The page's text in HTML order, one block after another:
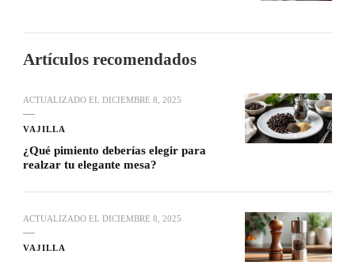
Artículos recomendados
ACTUALIZADO EL DICIEMBRE 8, 2025
VAJILLA
¿Qué pimiento deberías elegir para
realzar tu elegante mesa?
ACTUALIZADO EL DICIEMBRE 8, 2025
VAJILLA